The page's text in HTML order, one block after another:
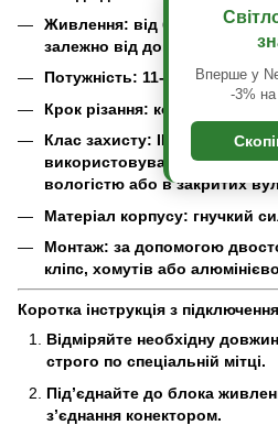
Живлення: від блоку
залежно від довжини)
Потужність: 11-13 W/m
Крок різання: кожні 1 см
Клас захисту: IP65 —
використовувати в
вологістю або в закритих
Матеріал корпусу: гнучкий
Монтаж: за допомогою
кліпс, хомутів або
Коротка інструкція з
Відміряйте необхідну
строго по спеціальній мітці.
Під’єднайте до блока
з’єднання конектором.
Вперше у
-3%